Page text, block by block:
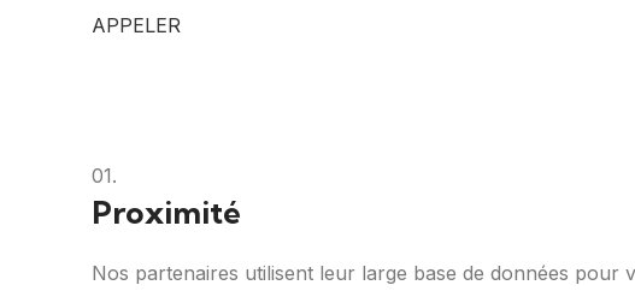
APPELER
01.
Proximité
Nos partenaires utilisent leur large base de données